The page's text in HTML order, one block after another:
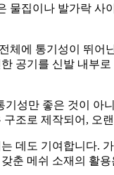
물집이나 발가락
체에 통기성이 뛰
공기를 신발 내부
기성만 좋은 것이
조로 제작되어, 오
데도 기여합니다.
춘 메쉬 소재의 활